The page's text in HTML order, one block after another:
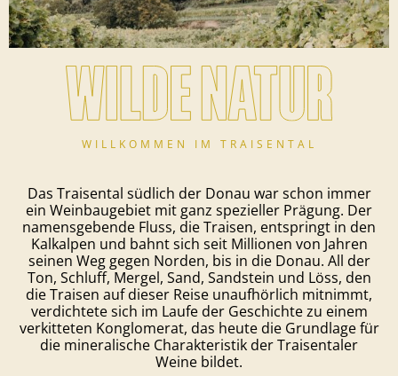
WILLKOMMEN IM TRAISENTAL
Das Traisental südlich der Donau war schon immer
ein Weinbaugebiet mit ganz spezieller Prägung. Der
namensgebende Fluss, die Traisen, entspringt in den
Kalkalpen und bahnt sich seit Millionen von Jahren
seinen Weg gegen Norden, bis in die Donau. All der
Ton, Schluff, Mergel, Sand, Sandstein und Löss, den
die Traisen auf dieser Reise unaufhörlich mitnimmt,
verdichtete sich im Laufe der Geschichte zu einem
verkitteten Konglomerat, das heute die Grundlage für
die mineralische Charakteristik der Traisentaler
Weine bildet.